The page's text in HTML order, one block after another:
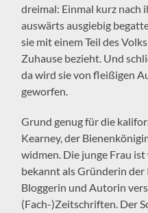
dreimal: Einmal kurz nach
auswärts ausgiebig
sie mit einem Teil des
Zuhause bezieht. Und
da wird sie von fleißigen
geworfen.
Grund genug für die
Kearney, der
widmen. Die junge Frau
bekannt als Gründerin
Bloggerin und Autorin
(Fach-)Zeitschriften. Der